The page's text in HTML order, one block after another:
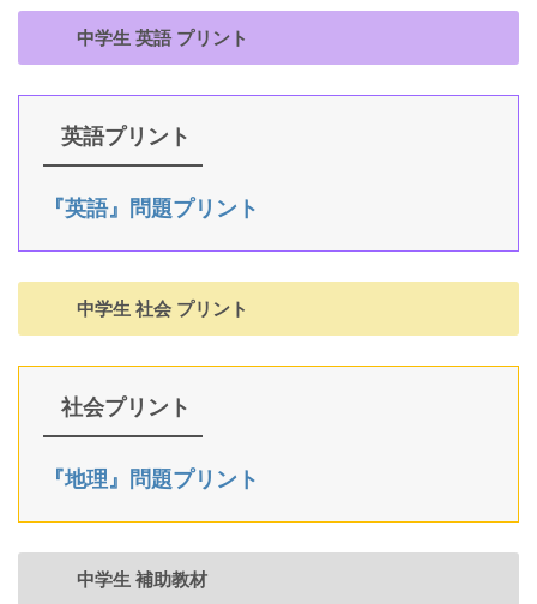
中学生 英語 プリント
英語プリント
『英語』問題プリント
中学生 社会 プリント
社会プリント
『地理』問題プリント
中学生 補助教材